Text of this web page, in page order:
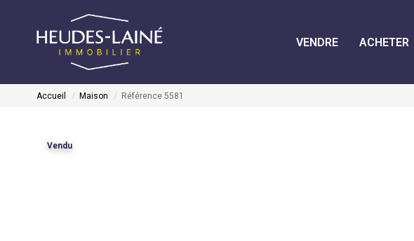
VENDRE ACHETER
Accueil Maison Référence 5581
Vendu